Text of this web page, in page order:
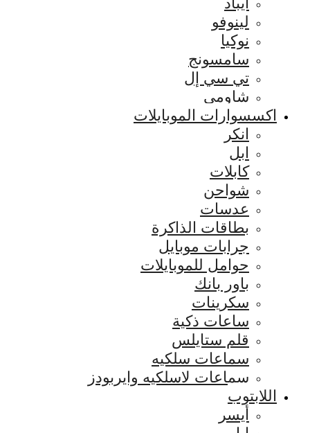
لينوفو
نوكيا
سامسونج
تي سي إل
شاومي
اكسسوارات الموبايلات
انكر
ابل
كابلات
شواحن
عدسات
بطاقات الذاكرة
جرابات موبايل
حوامل للموبايلات
باور بانك
سكرينات
ساعات ذكية
قلم ستايلس
سماعات سلكيه
سماعات لاسلكيه وايربودز
اللابتوب
أيسر